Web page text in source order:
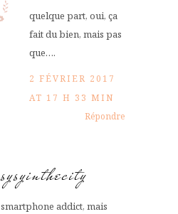
quelque part, oui, ça
fait du bien, mais pas
que….
2 FÉVRIER 2017
AT 17 H 33 MIN
Répondre
sysyinthecity
smartphone addict, mais